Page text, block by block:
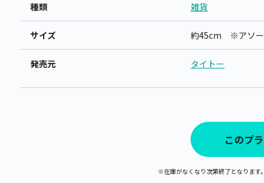
種類 雑貨
サイズ 約45cm ※アソー
発売元 タイトー
このプ
※在庫がなくなり次第終了となります